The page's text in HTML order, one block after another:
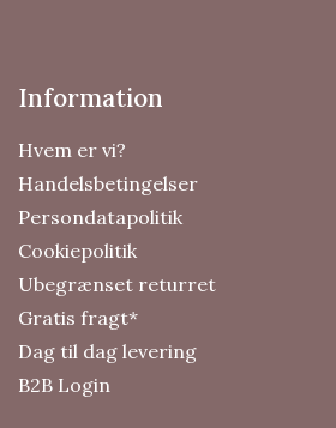
Information
Hvem er vi?
Handelsbetingelser
Persondatapolitik
Cookiepolitik
Ubegrænset returret
Gratis fragt*
Dag til dag levering
B2B Login